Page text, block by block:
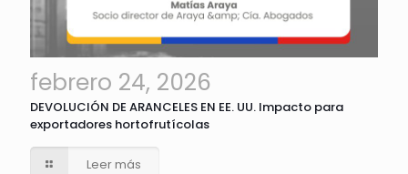
febrero 24, 2026
DEVOLUCIÓN DE ARANCELES EN EE. UU. Impacto para
exportadores hortofrutícolas
Leer más